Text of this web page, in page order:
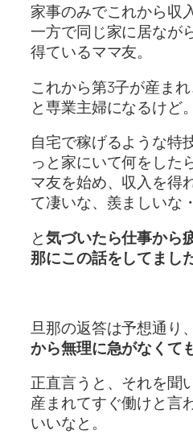
家事のみでこれから収
一方で同じ家に居なが
得ているママ友。
これから第3子が産ま
と専業主婦になるけど。
自宅で稼げるような特
っと家にいて何をした
マ友を始め、収入を得
て凄いな、羨ましいな
と気づいたら仕事から
那にこの話をしてました
旦那の返答は予想通り、
から無理に急がなくて
正直言うと、それを聞
産まれてすぐ働けと言
いいなと。